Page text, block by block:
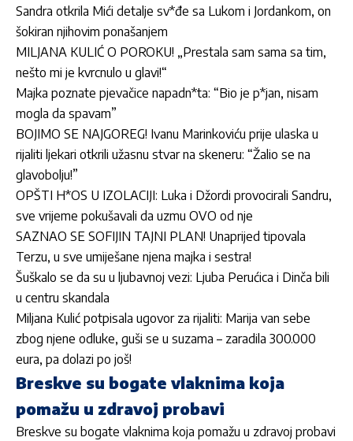
Sandra otkrila Mići detalje sv*đe sa Lukom i Jordankom, on
šokiran njihovim ponašanjem
MILJANA KULIĆ O POROKU! „Prestala sam sama sa tim,
nešto mi je kvrcnulo u glavi!“
Majka poznate pjevačice napadn*ta: “Bio je p*jan, nisam
mogla da spavam”
BOJIMO SE NAJGOREG! Ivanu Marinkoviću prije ulaska u
rijaliti ljekari otkrili užasnu stvar na skeneru: “Žalio se na
glavobolju!”
OPŠTI H*OS U IZOLACIJI: Luka i Džordi provocirali Sandru,
sve vrijeme pokušavali da uzmu OVO od nje
SAZNAO SE SOFIJIN TAJNI PLAN! Unaprijed tipovala
Terzu, u sve umiješane njena majka i sestra!
Šuškalo se da su u ljubavnoj vezi: Ljuba Perućica i Dinča bili
u centru skandala
Miljana Kulić potpisala ugovor za rijaliti: Marija van sebe
zbog njene odluke, guši se u suzama – zaradila 300.000
eura, pa dolazi po još!
Breskve su bogate vlaknima koja
pomažu u zdravoj probavi
Breskve su bogate vlaknima koja pomažu u zdravoj probavi